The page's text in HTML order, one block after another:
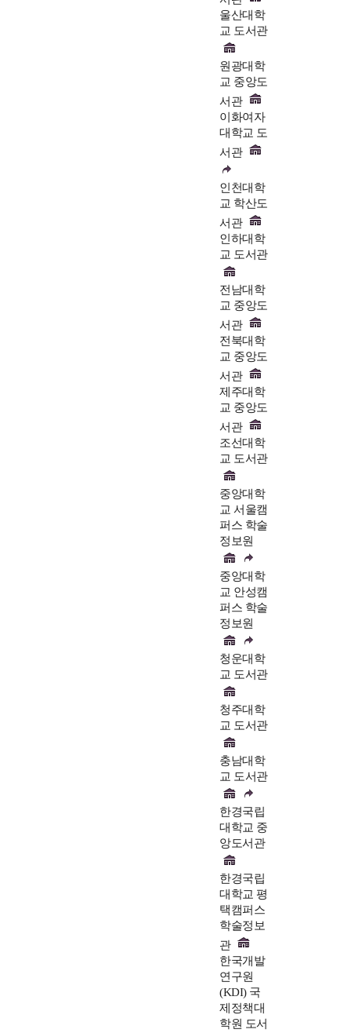
울산대학
교 도서관
원광대학
교 중앙도
서관
이화여자
대학교 도
서관
인천대학
교 학산도
서관
인하대학
교 도서관
전남대학
교 중앙도
서관
전북대학
교 중앙도
서관
제주대학
교 중앙도
서관
조선대학
교 도서관
중앙대학
교 서울캠
퍼스 학술
정보원
중앙대학
교 안성캠
퍼스 학술
정보원
청운대학
교 도서관
청주대학
교 도서관
충남대학
교 도서관
한경국립
대학교 중
앙도서관
한경국립
대학교 평
택캠퍼스
학술정보
관
한국개발
연구원
(KDI) 국
제정책대
학원 도서